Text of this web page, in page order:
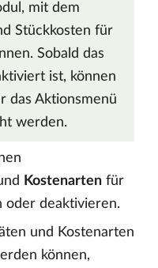
mit dem
Stückkosten für
Sobald das
ist, können
das Aktionsmenü
werden.
Kostenarten für
oder deaktivieren.
und Kostenarten
können,